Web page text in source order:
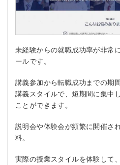
未経験からの就職成功率が非常
ールです。
講義参加から転職成功までの期
講義スタイルで、短期間に集中
ことができます。
説明会や体験会が頻繁に開催さ
料。
実際の授業スタイルを体験して